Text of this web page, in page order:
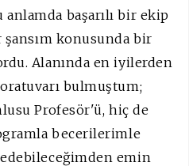
başarılı bir ekip
konusunda bir
Alanında en iyilerden
bulmuştum;
Profesör'ü, hiç de
becerilerimle
emin